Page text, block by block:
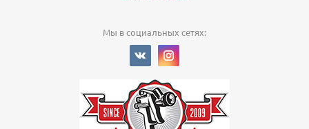
Мы в социальных сетях: